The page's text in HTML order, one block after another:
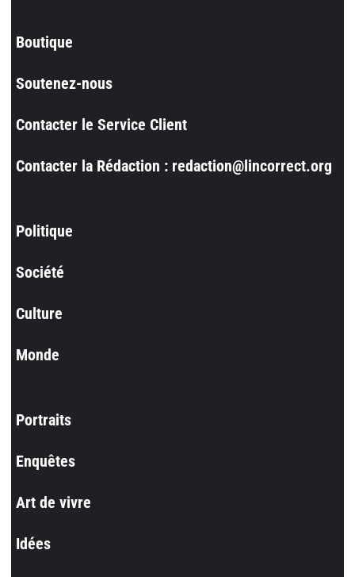
Boutique
Soutenez-nous
Contacter le Service Client
Contacter la Rédaction : redaction@lincorrect.org
Politique
Société
Culture
Monde
Portraits
Enquêtes
Art de vivre
Idées